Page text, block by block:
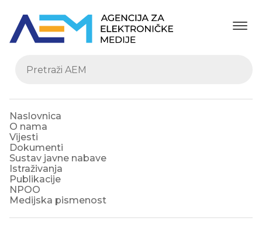
Naslovnica
O nama
Vijesti
Dokumenti
Sustav javne nabave
Istraživanja
Publikacije
NPOO
Medijska pismenost